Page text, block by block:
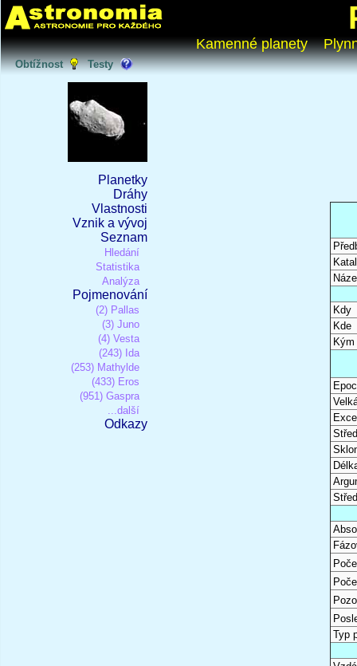
Kamenné planety
Obtížnost Testy
Planetky
Dráhy
Vlastnosti
Vznik a vývoj
Seznam
Hledání
Statistika
Analýza
Pojmenování
(2) Pallas
(3) Juno
(4) Vesta
(243) Ida
(253) Mathylde
(433) Eros
(951) Gaspra
...další
Odkazy
Kdy
Kde
Kým
Typ